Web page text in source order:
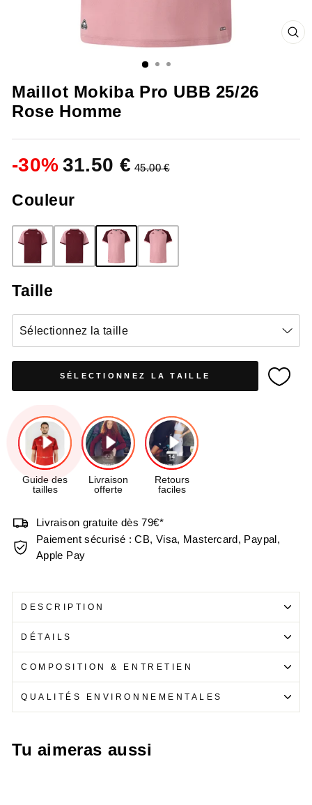
Maillot Mokiba Pro UBB 25/26
Rose Homme
-30%31.50 € 45.00 €
Couleur
Taille
Sélectionnez la taille
SÉLECTIONNEZ LA TAILLE
Livraison gratuite dès 79€*
Paiement sécurisé : CB, Visa, Mastercard, Paypal,
Apple Pay
DESCRIPTION
DÉTAILS
COMPOSITION & ENTRETIEN
QUALITÉS ENVIRONNEMENTALES
Tu aimeras aussi